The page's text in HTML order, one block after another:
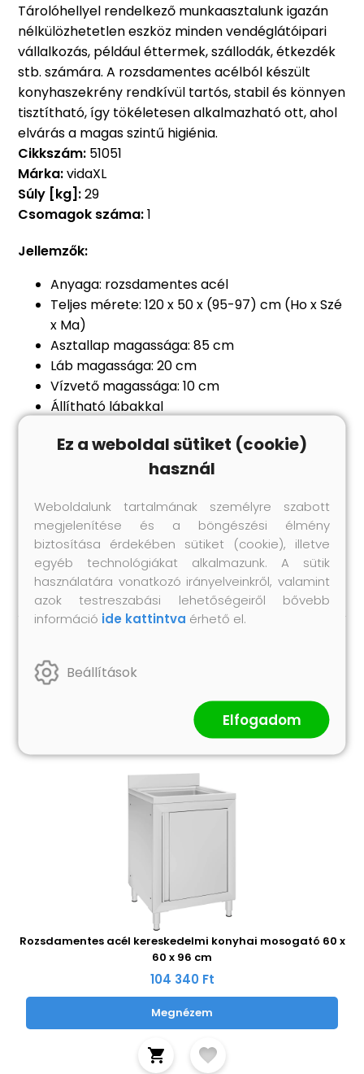
Tárolóhellyel rendelkező munkaasztalunk igazán
nélkülözhetetlen eszköz minden vendéglátóipari
vállalkozás, például éttermek, szállodák, étkezdék
stb. számára. A rozsdamentes acélból készült
konyhaszekrény rendkívül tartós, stabil és könnyen
tisztítható, így tökéletesen alkalmazható ott, ahol
elvárás a magas szintű higiénia.
Cikkszám: 51051
Márka:vidaXL
Súly [kg]:29
Csomagok száma:1
Jellemzők:
Anyaga: rozsdamentes acél
Teljes mérete: 120 x 50 x (95-97) cm (Ho x Szé
x Ma)
Asztallap magassága: 85 cm
Láb magassága: 20 cm
Vízvető magassága: 10 cm
Állítható lábakkal
Tárolóhellyel
Higiénikus kialakítás, rozsdamentes és
Legal Documents:
Itttovábbi részleteket találhat arról; hogyan
akadályozza meg a bútorok felborulását
Hasonló termékek
Rozsdamentes acél kereskedelmi konyhai mosogató 60 x
60 x 96 cm
104 340 Ft
Megnézem
Ez a weboldal sütiket (cookie)
használ
Weboldalunk tartalmának személyre szabott
megjelenítése és a böngészési élmény
biztosítása érdekében sütiket (cookie), illetve
egyéb technológiákat alkalmazunk. A sütik
használatára vonatkozó irányelveinkről, valamint
azok testreszabási lehetőségeiről bővebb
információ ide kattintva érhető el.
Beállítások
Elfogadom